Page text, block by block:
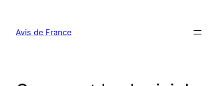
contenu
Avis de France